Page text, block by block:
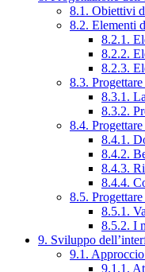
8.1. Obiettivi
8.2. Elementi
8.2.1.
8.2.2.
8.2.3.
8.3.
8.3.1.
8.3.2.
8.4.
8.4.1.
8.4.2.
8.4.3.
8.4.4.
8.5.
8.5.1.
8.5.2. I
9. Sviluppo
9.1.
9.1.1.